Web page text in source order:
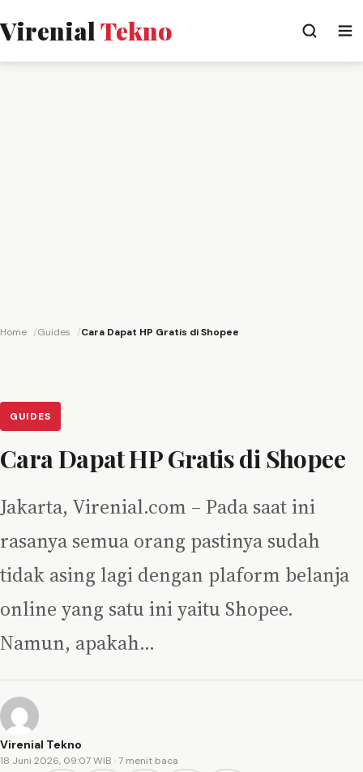
VirenialTekno
Home Guides Cara Dapat HP Gratis di Shopee
GUIDES
Cara Dapat HP Gratis di Shopee
Jakarta, Virenial.com – Pada saat ini
rasanya semua orang pastinya sudah
tidak asing lagi dengan plaform belanja
online yang satu ini yaitu Shopee.
Namun, apakah…
Virenial Tekno
18 Juni 2026, 09:07 WIB · 7 menit baca